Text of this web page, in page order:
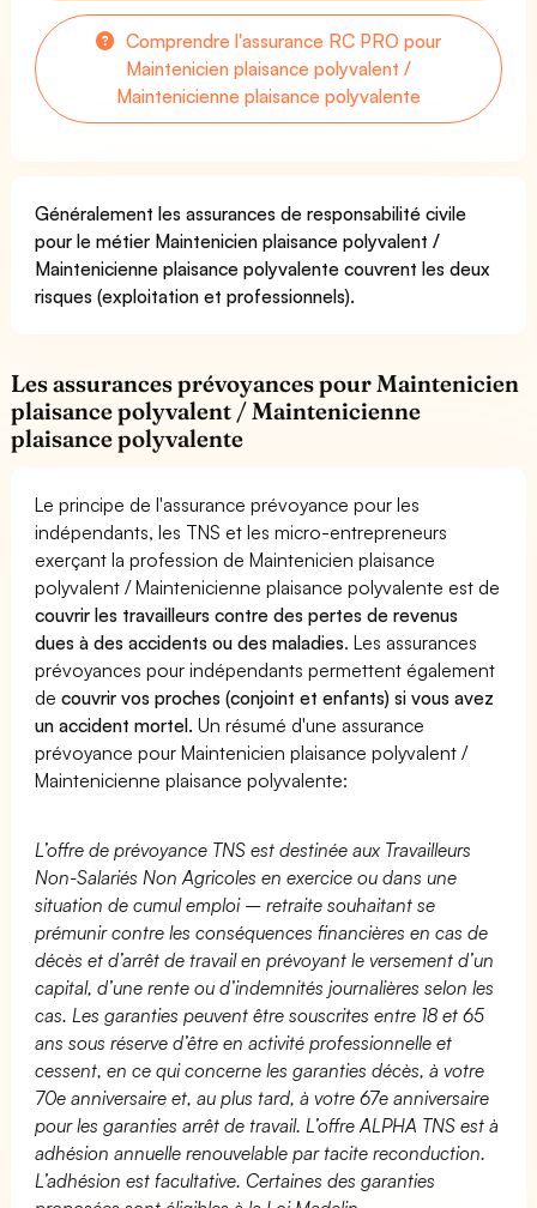
Comprendre l'assurance RC PRO pour
Maintenicien plaisance polyvalent /
Maintenicienne plaisance polyvalente
Généralement les assurances de responsabilité civile
pour le métier Maintenicien plaisance polyvalent /
Maintenicienne plaisance polyvalente couvrent les deux
risques (exploitation et professionnels).
Les assurances prévoyances pour Maintenicien
plaisance polyvalent / Maintenicienne
plaisance polyvalente
Le principe de l'assurance prévoyance pour les
indépendants, les TNS et les micro-entrepreneurs
exerçant la profession de Maintenicien plaisance
polyvalent / Maintenicienne plaisance polyvalente est de
couvrir les travailleurs contre des pertes de revenus
dues à des accidents ou des maladies. Les assurances
prévoyances pour indépendants permettent également
decouvrir vos proches (conjoint et enfants) si vous avez
un accident mortel. Un résumé d'une assurance
prévoyance pour Maintenicien plaisance polyvalent /
Maintenicienne plaisance polyvalente:
L’offre de prévoyance TNS est destinée aux Travailleurs
Non-Salariés Non Agricoles en exercice ou dans une
situation de cumul emploi – retraite souhaitant se
prémunir contre les conséquences financières en cas de
décès et d’arrêt de travail en prévoyant le versement d’un
capital, d’une rente ou d’indemnités journalières selon les
cas. Les garanties peuvent être souscrites entre 18 et 65
ans sous réserve d’être en activité professionnelle et
cessent, en ce qui concerne les garanties décès, à votre
70e anniversaire et, au plus tard, à votre 67e anniversaire
pour les garanties arrêt de travail. L’offre ALPHA TNS est à
adhésion annuelle renouvelable par tacite reconduction.
L’adhésion est facultative. Certaines des garanties